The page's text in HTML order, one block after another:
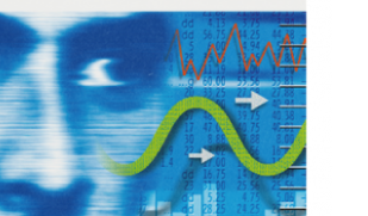
COMPRAR / DETALLES